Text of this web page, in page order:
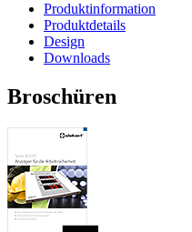
Produktinformation
Produktdetails
Design
Downloads
Broschüren